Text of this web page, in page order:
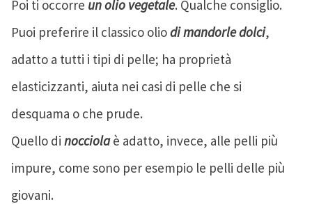
Poi ti occorre un olio vegetale. Qualche consiglio.
Puoi preferire il classico oliodi mandorle dolci,
adatto a tutti i tipi di pelle; ha proprietà
elasticizzanti, aiuta nei casi di pelle che si
desquama o che prude.
Quello di nocciolaè adatto, invece, alle pelli più
impure, come sono per esempio le pelli delle più
giovani.